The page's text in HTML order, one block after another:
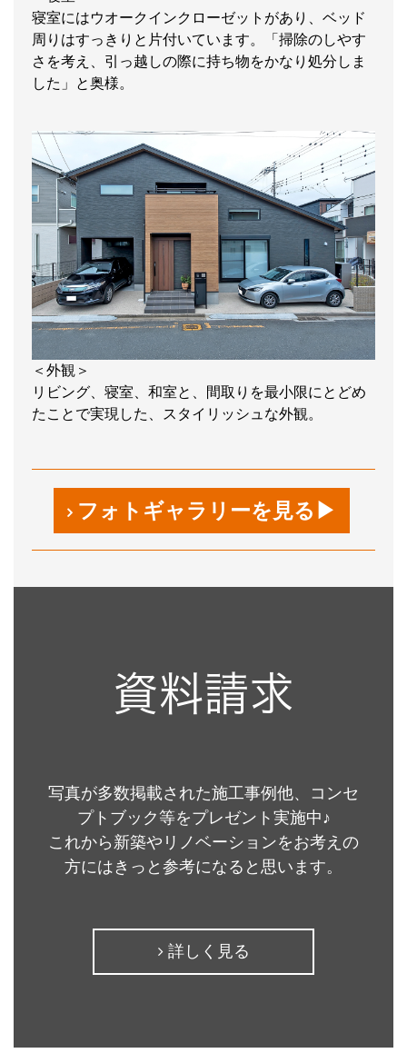
寝室にはウオークインクローゼットがあり、ベッド
周りはすっきりと片付いています。「掃除のしやす
さを考え、引っ越しの際に持ち物をかなり処分しま
した」と奥様。
＜外観＞
リビング、寝室、和室と、間取りを最小限にとどめ
たことで実現した、スタイリッシュな外観。
フォトギャラリーを見る▶
資料請求
写真が多数掲載された施工事例他、コンセ
プトブック等をプレゼント実施中♪
これから新築やリノベーションをお考えの
方にはきっと参考になると思います。
詳しく見る